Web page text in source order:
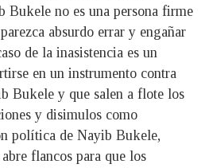
Bukele no es una persona firme
absurdo errar y engañar
de la inasistencia es un
en un instrumento contra
Bukele y que salen a flote los
y disimulos como
política de Nayib Bukele,
flancos para que los